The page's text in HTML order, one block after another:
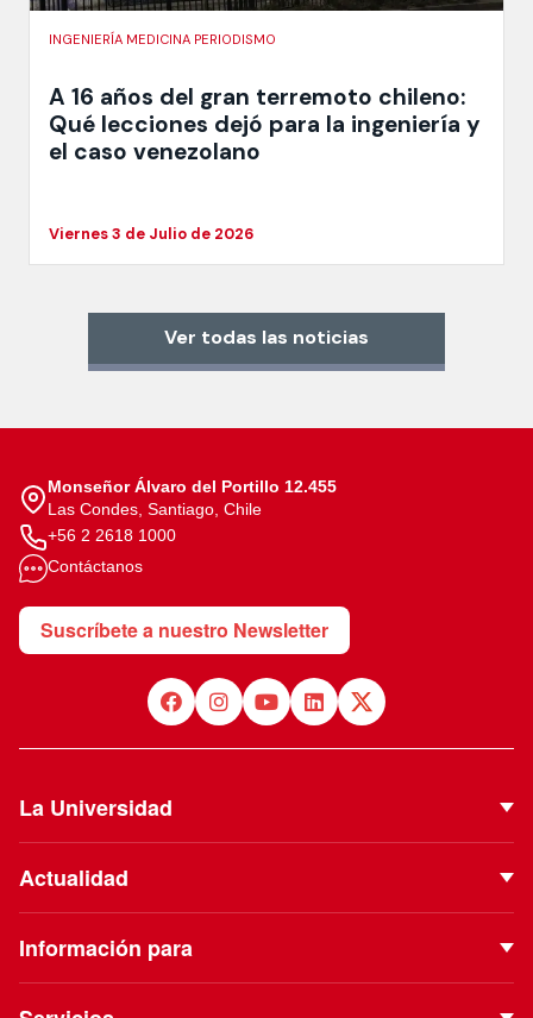
INGENIERÍA MEDICINA PERIODISMO
A 16 años del gran terremoto chileno:
Qué lecciones dejó para la ingeniería y
el caso venezolano
Viernes 3 de Julio de 2026
Ver todas las noticias
Monseñor Álvaro del Portillo 12.455
Las Condes, Santiago, Chile
+56 2 2618 1000
Contáctanos
Suscríbete a nuestro Newsletter
La Universidad
Proyecto Institucional
Vinculación con el Medio
Actualidad
Podcast
Información para